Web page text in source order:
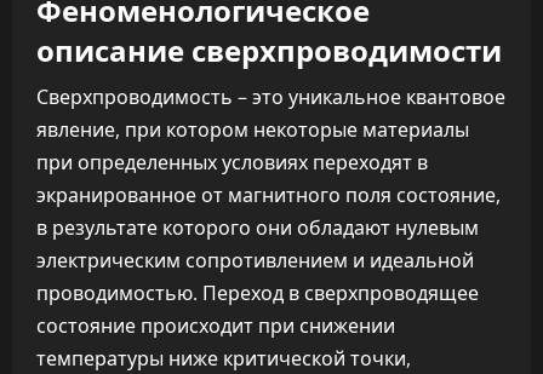
описание сверхпроводимости
Сверхпроводимость – это уникальное квантовое
явление, при котором некоторые материалы
при определенных условиях переходят в
экранированное от магнитного поля состояние,
в результате которого они обладают нулевым
электрическим сопротивлением и идеальной
проводимостью. Переход в сверхпроводящее
состояние происходит при снижении
температуры ниже критической точки,